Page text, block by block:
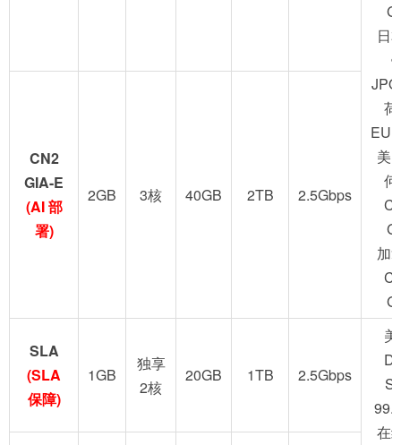
日
美
加
CN2
GIA-E
(AI 部
署)
2GB 3核 40GB 2TB 2.5Gbps
SLA
(SLA
保障)
1GB
独享
2核
20GB 1TB 2.5Gbps
在